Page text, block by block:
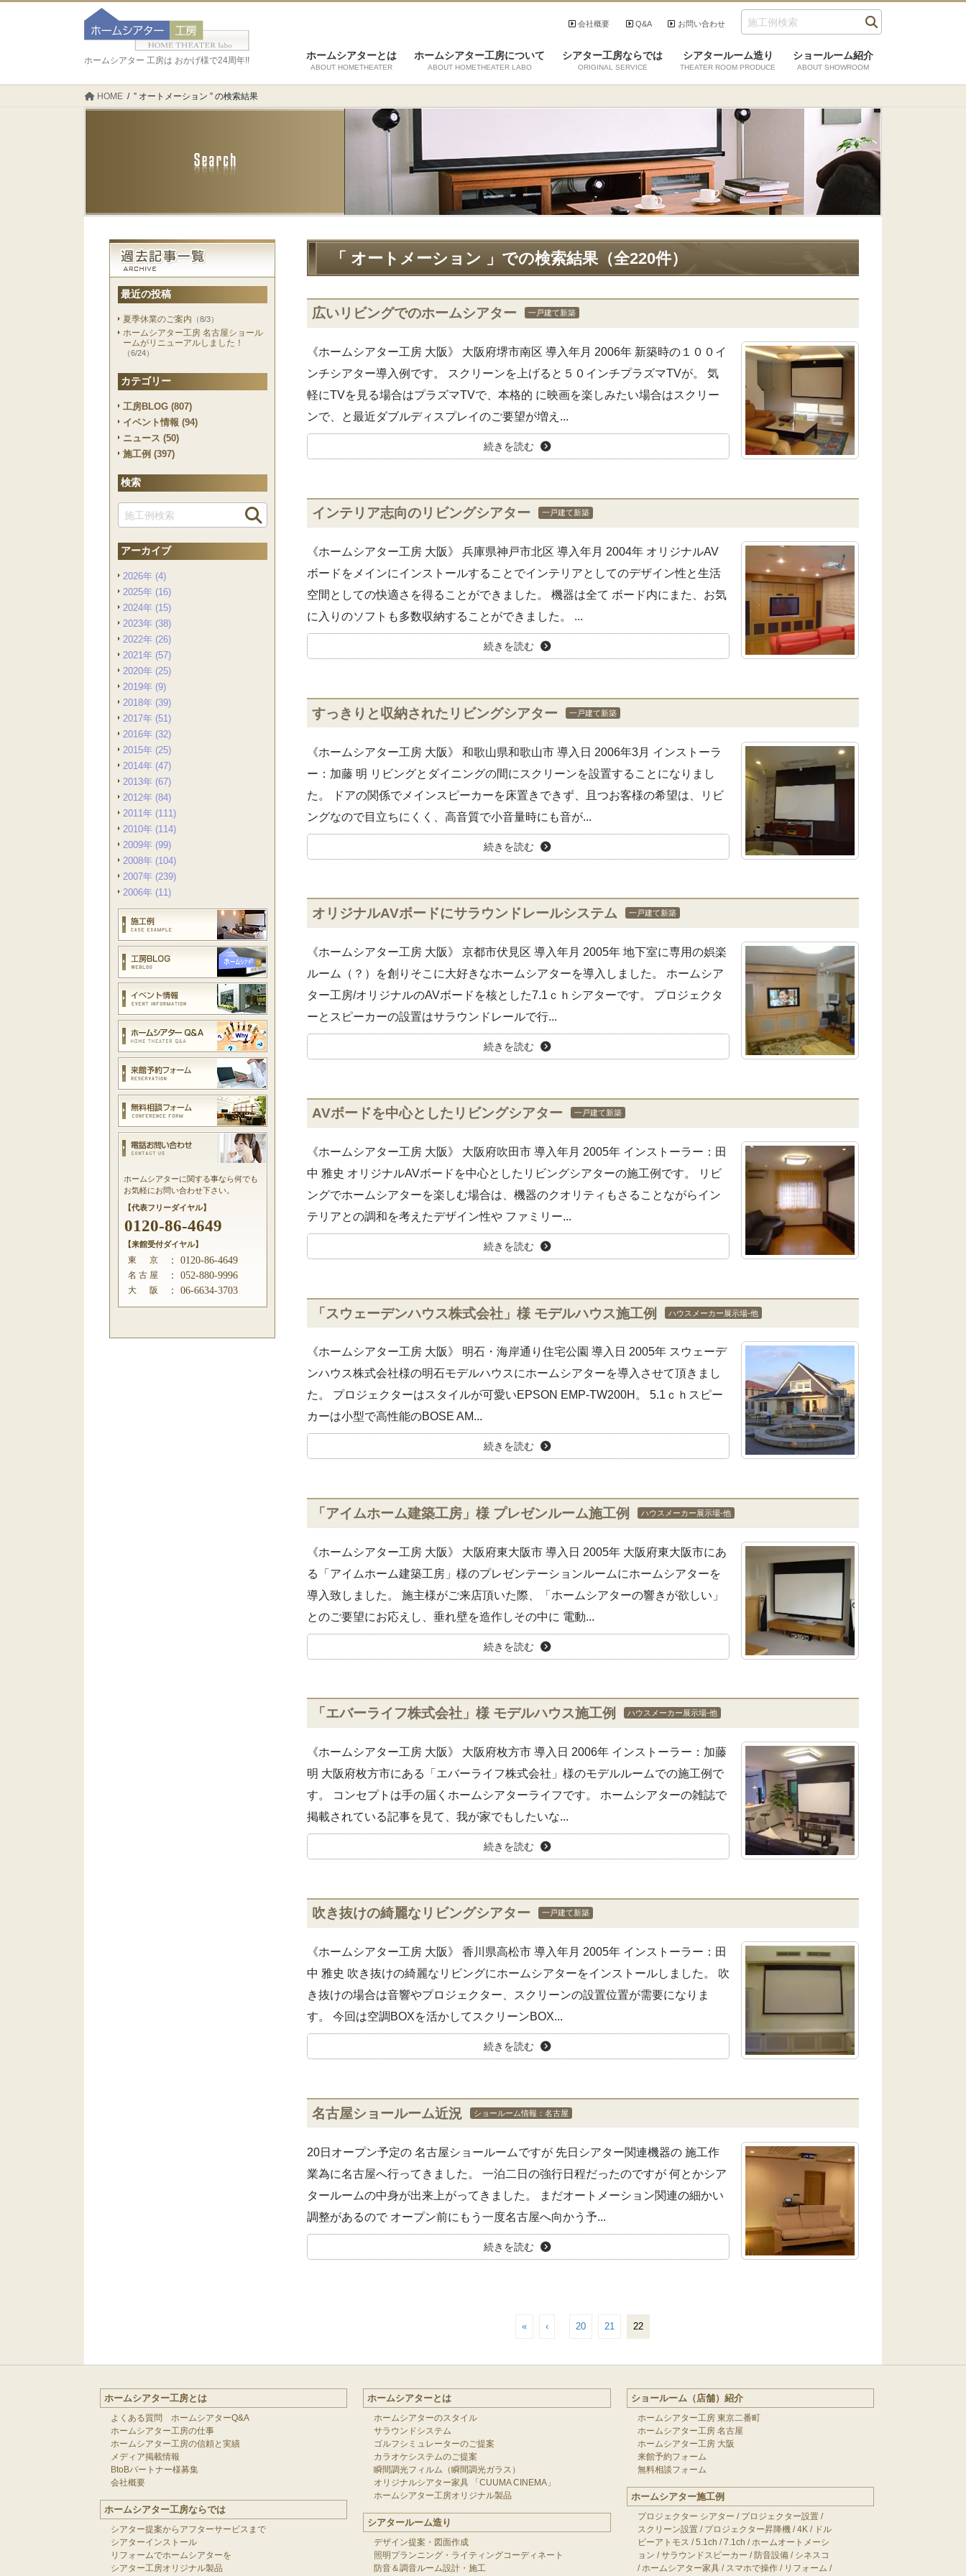
お問い合わせ
Q&A
会社概要
ホームシアター 工房は おかげ様で24周年!! ホームシアターとは
ABOUT HOMETHEATER
ホームシアター工房について
ABOUT HOMETHEATER LABO
シアター工房ならでは
ORIGINAL SERVICE
シアタールーム造り
THEATER ROOM PRODUCE
ショールーム紹介
ABOUT SHOWROOM
HOME ” オートメーション ” の検索結果
最近の投稿
夏季休業のご案内 （8/3）
ホームシアター工房 名古屋ショール
ームがリニューアルしました！
（6/24）
カテゴリー
工房BLOG (807)
イベント情報 (94)
ニュース (50)
施工例 (397)
検索
アーカイブ
2026年 (4)
2025年 (16)
2024年 (15)
2023年 (38)
2022年 (26)
2021年 (57)
2020年 (25)
2019年 (9)
2018年 (39)
2017年 (51)
2016年 (32)
2015年 (25)
2014年 (47)
2013年 (67)
2012年 (84)
2011年 (111)
2010年 (114)
2009年 (99)
2008年 (104)
2007年 (239)
2006年 (11)
ホームシアターに関する事なら何でも
お気軽にお問い合わせ下さい。
【代表フリーダイヤル】
0120-86-4649
【来館受付ダイヤル】
東 京 ： 0120-86-4649
名 古 屋 ： 052-880-9996
大 阪 ： 06-6634-3703
「 オートメーション 」での検索結果（全220件）
広いリビングでのホームシアター 一戸建て新築
《ホームシアター工房 大阪》 大阪府堺市南区 導入年月 2006年 新築時の１００イ
ンチシアター導入例です。 スクリーンを上げると５０インチプラズマTVが。 気
軽にTVを見る場合はプラズマTVで、本格的 に映画を楽しみたい場合はスクリー
ンで、と最近ダブルディスプレイのご要望が増え...
続きを読む
インテリア志向のリビングシアター 一戸建て新築
《ホームシアター工房 大阪》 兵庫県神戸市北区 導入年月 2004年 オリジナルAV
ボードをメインにインストールすることでインテリアとしてのデザイン性と生活
空間としての快適さを得ることができました。 機器は全て ボード内にまた、お気
に入りのソフトも多数収納することができました。 ...
続きを読む
すっきりと収納されたリビングシアター 一戸建て新築
《ホームシアター工房 大阪》 和歌山県和歌山市 導入日 2006年3月 インストーラ
ー：加藤 明 リビングとダイニングの間にスクリーンを設置することになりまし
た。 ドアの関係でメインスピーカーを床置きできず、且つお客様の希望は、リビ
ングなので目立ちにくく、高音質で小音量時にも音が...
続きを読む
オリジナルAVボードにサラウンドレールシステム 一戸建て新築
《ホームシアター工房 大阪》 京都市伏見区 導入年月 2005年 地下室に専用の娯楽
ルーム（？）を創りそこに大好きなホームシアターを導入しました。 ホームシア
ター工房/オリジナルのAVボードを核とした7.1ｃｈシアターです。 プロジェクタ
ーとスピーカーの設置はサラウンドレールで行...
続きを読む
AVボードを中心としたリビングシアター 一戸建て新築
《ホームシアター工房 大阪》 大阪府吹田市 導入年月 2005年 インストーラー：田
中 雅史 オリジナルAVボードを中心としたリビングシアターの施工例です。 リビ
ングでホームシアターを楽しむ場合は、機器のクオリティもさることながらイン
テリアとの調和を考えたデザイン性や ファミリー...
続きを読む
「スウェーデンハウス株式会社」様 モデルハウス施工例 ハウスメーカー展示場-他
《ホームシアター工房 大阪》 明石・海岸通り住宅公園 導入日 2005年 スウェーデ
ンハウス株式会社様の明石モデルハウスにホームシアターを導入させて頂きまし
た。 プロジェクターはスタイルが可愛いEPSON EMP-TW200H。 5.1ｃｈスピー
カーは小型で高性能のBOSE AM...
続きを読む
「アイムホーム建築工房」様 プレゼンルーム施工例 ハウスメーカー展示場-他
《ホームシアター工房 大阪》 大阪府東大阪市 導入日 2005年 大阪府東大阪市にあ
る「アイムホーム建築工房」様のプレゼンテーションルームにホームシアターを
導入致しました。 施主様がご来店頂いた際、「ホームシアターの響きが欲しい」
とのご要望にお応えし、垂れ壁を造作しその中に 電動...
続きを読む
「エバーライフ株式会社」様 モデルハウス施工例 ハウスメーカー展示場-他
《ホームシアター工房 大阪》 大阪府枚方市 導入日 2006年 インストーラー：加藤
明 大阪府枚方市にある「エバーライフ株式会社」様のモデルルームでの施工例で
す。 コンセプトは手の届くホームシアターライフです。 ホームシアターの雑誌で
掲載されている記事を見て、我が家でもしたいな...
続きを読む
吹き抜けの綺麗なリビングシアター 一戸建て新築
《ホームシアター工房 大阪》 香川県高松市 導入年月 2005年 インストーラー：田
中 雅史 吹き抜けの綺麗なリビングにホームシアターをインストールしました。 吹
き抜けの場合は音響やプロジェクター、スクリーンの設置位置が需要になりま
す。 今回は空調BOXを活かしてスクリーンBOX...
続きを読む
名古屋ショールーム近況 ショールーム情報：名古屋
20日オープン予定の 名古屋ショールームですが 先日シアター関連機器の 施工作
業為に名古屋へ行ってきました。 一泊二日の強行日程だったのですが 何とかシア
タールームの中身が出来上がってきました。 まだオートメーション関連の細かい
調整があるので オープン前にもう一度名古屋へ向かう予...
続きを読む
« ‹ 20 21 22
ホームシアター工房とは
よくある質問 ホームシアターQ&A
ホームシアター工房の仕事
ホームシアター工房の信頼と実績
メディア掲載情報
BtoBパートナー様募集
会社概要
ホームシアター工房ならでは
シアター提案からアフターサービスまで
シアターインストール
リフォームでホームシアターを
シアター工房オリジナル製品
ホームシアターとは
ホームシアターのスタイル
サラウンドシステム
ゴルフシミュレーターのご提案
カラオケシステムのご提案
瞬間調光フィルム（瞬間調光ガラス）
オリジナルシアター家具 「CUUMA CINEMA」
ホームシアター工房オリジナル製品
シアタールーム造り
デザイン提案・図面作成
照明プランニング・ライティングコーディネート
防音＆調音ルーム設計・施工
ショールーム（店舗）紹介
ホームシアター工房 東京二番町
ホームシアター工房 名古屋
ホームシアター工房 大阪
来館予約フォーム
無料相談フォーム
ホームシアター施工例
プロジェクター シアター / プロジェクター設置/
スクリーン設置/ プロジェクター昇降機/4K / ドル
ビーアトモス /5.1ch /7.1ch / ホームオートメーシ
ョン /サラウンドスピーカー /防音設備/ シネスコ
/ ホームシアター家具/ スマホで操作/ リフォーム /